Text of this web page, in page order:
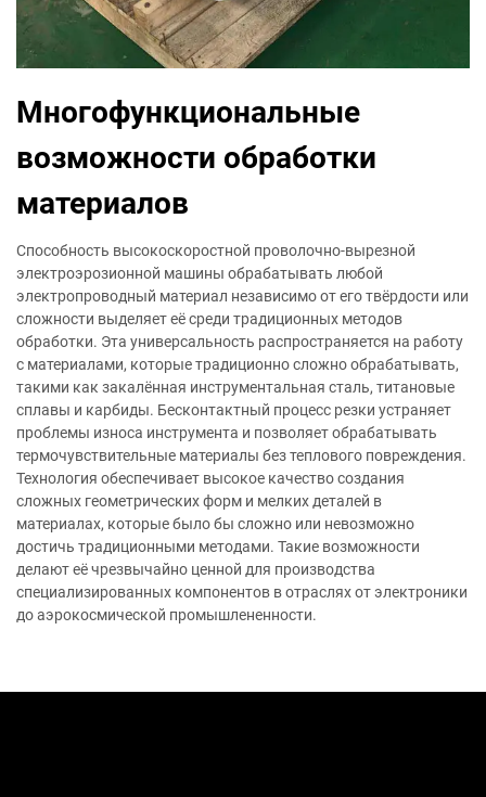
Многофункциональные
возможности обработки
материалов
Способность высокоскоростной проволочно-вырезной
электроэрозионной машины обрабатывать любой
электропроводный материал независимо от его твёрдости или
сложности выделяет её среди традиционных методов
обработки. Эта универсальность распространяется на работу
с материалами, которые традиционно сложно обрабатывать,
такими как закалённая инструментальная сталь, титановые
сплавы и карбиды. Бесконтактный процесс резки устраняет
проблемы износа инструмента и позволяет обрабатывать
термочувствительные материалы без теплового повреждения.
Технология обеспечивает высокое качество создания
сложных геометрических форм и мелких деталей в
материалах, которые было бы сложно или невозможно
достичь традиционными методами. Такие возможности
делают её чрезвычайно ценной для производства
специализированных компонентов в отраслях от электроники
до аэрокосмической промышлененности.